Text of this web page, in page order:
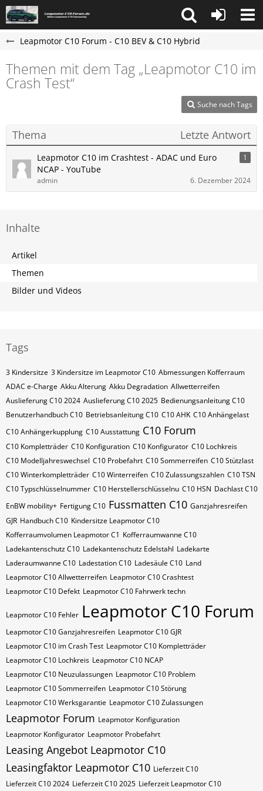
Leapmotor C10 Forum - C10 BEV & C10 Hybrid
Themen mit dem Tag „Leapmotor C10 im
Crash Test“
Suche nach Tags
Thema Letzte Antwort
Leapmotor C10 im Crashtest - ADAC und Euro
NCAP - YouTube
1
admin 6. Dezember 2024
Inhalte
Artikel
Themen
Bilder und Videos
Tags
3 Kindersitze 3 Kindersitze im Leapmotor C10 Abmessungen Kofferraum
ADAC e-Charge Akku Alterung Akku Degradation Allwetterreifen
Auslieferung C10 2024 Auslieferung C10 2025 Bedienungsanleitung C10
Benutzerhandbuch C10 Betriebsanleitung C10 C10 AHK C10 Anhängelast
C10 Anhängerkupplung C10 Ausstattung C10 Forum
C10 Kompletträder C10 Konfiguration C10 Konfigurator C10 Lochkreis
C10 Modelljahreswechsel C10 Probefahrt C10 Sommerreifen C10 Stützlast
C10 Winterkompletträder C10 Winterreifen C10 Zulassungszahlen C10​​​​ TSN
C10​​​​ Typschlüsselnummer C10​​​​​ Herstellerschlüsselnu C10​​​​​ HSN Dachlast C10
EnBW mobility+ Fertigung C10 Fussmatten C10 Ganzjahresreifen
GJR Handbuch C10 Kindersitze Leapmotor C10
Kofferraumvolumen Leapmotor C1 Kofferraumwanne C10
Ladekantenschutz C10 Ladekantenschutz Edelstahl Ladekarte
Laderaumwanne C10 Ladestation C10 Ladesäule C10 Land
Leapmotor C10 Allwetterreifen Leapmotor C10 Crashtest
Leapmotor C10 Defekt Leapmotor C10 Fahrwerk techn
Leapmotor C10 Fehler Leapmotor C10 Forum
Leapmotor C10 Ganzjahresreifen Leapmotor C10 GJR
Leapmotor C10 im Crash Test Leapmotor C10 Kompletträder
Leapmotor C10 Lochkreis Leapmotor C10 NCAP
Leapmotor C10 Neuzulassungen Leapmotor C10 Problem
Leapmotor C10 Sommerreifen Leapmotor C10 Störung
Leapmotor C10 Werksgarantie Leapmotor C10 Zulassungen
Leapmotor Forum Leapmotor Konfiguration
Leapmotor Konfigurator Leapmotor Probefahrt
Leasing Angebot Leapmotor C10
Leasingfaktor Leapmotor C10 Lieferzeit C10
Lieferzeit C10 2024 Lieferzeit C10 2025 Lieferzeit Leapmotor C10